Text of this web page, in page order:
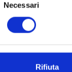
Necessari
Rifiuta
- Matériaux